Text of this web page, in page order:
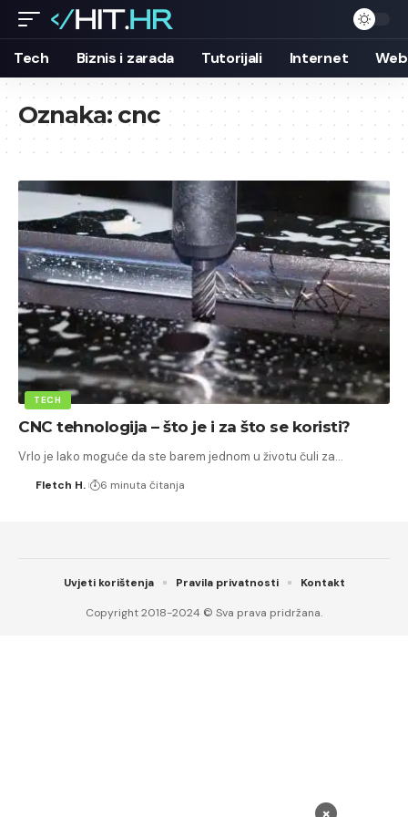
Tech Biznis i zarada Tutorijali Internet
Oznaka:cnc
TECH
CNC tehnologija – što je i za što se koristi?
Vrlo je lako moguće da ste barem jednom u životu čuli za…
Fletch H. 6 minuta čitanja
Copyright 2018-2024 © Sva prava pridržana.
Uvjeti korištenja Pravila privatnosti Kontakt